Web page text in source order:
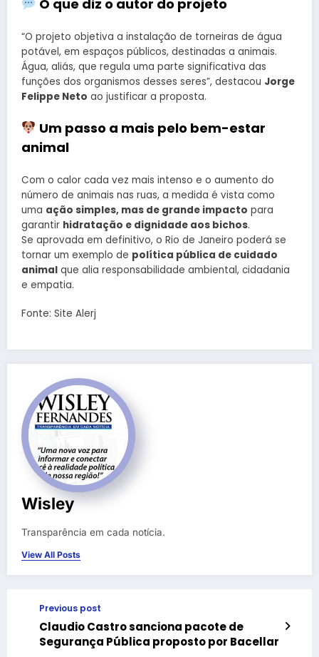
O que diz o autor do projeto
“O projeto objetiva a instalação de torneiras de água
potável, em espaços públicos, destinadas a animais.
Água, aliás, que regula uma parte significativa das
funções dos organismos desses seres”, destacou Jorge
Felippe Neto ao justificar a proposta.
Um passo a mais pelo bem-estar
animal
Com o calor cada vez mais intenso e o aumento do
número de animais nas ruas, a medida é vista como
uma ação simples, mas de grande impacto para
garantir hidratação e dignidade aos bichos.
Se aprovada em definitivo, o Rio de Janeiro poderá se
tornar um exemplo de política pública de cuidado
animal que alia responsabilidade ambiental, cidadania
e empatia.
Fonte: Site Alerj
Wisley
Transparência em cada notícia.
View All Posts
Previous post
Claudio Castro sanciona pacote de
Segurança Pública proposto por Bacellar